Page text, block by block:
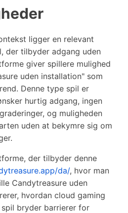
ligger en relevant
der tilbyder adgang uden
giver spillere mulighed
uden installation" som
Denne type spil er
hurtig adgang, ingen
og muligheden
uden at bekymre sig om
der tilbyder denne
da/, hvor man
Candytreasure uden
hvordan cloud gaming
bryder barrierer for